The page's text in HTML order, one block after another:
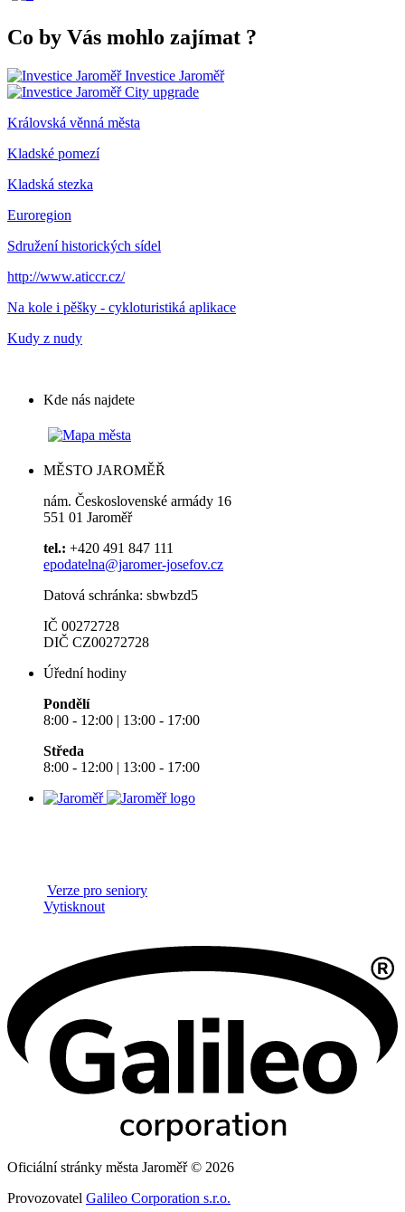
Co by Vás mohlo zajímat ?
Investice Jaroměř
City upgrade
Královská věnná města
Kladské pomezí
Kladská stezka
Euroregion
Sdružení historických sídel
http://www.aticcr.cz/
Na kole i pěšky - cykloturistiká aplikace
Kudy z nudy
Kde nás najdete
MĚSTO JAROMĚŘ
nám. Československé armády 16
551 01 Jaroměř
tel.: +420 491 847 111
epodatelna@jaromer-josefov.cz
Datová schránka: sbwbzd5
IČ 00272728
DIČ CZ00272728
Úřední hodiny
Pondělí
8:00 - 12:00 | 13:00 - 17:00
Středa
8:00 - 12:00 | 13:00 - 17:00
Verze pro seniory
Vytisknout
Oficiální stránky města Jaroměř © 2026
Provozovatel Galileo Corporation s.r.o.